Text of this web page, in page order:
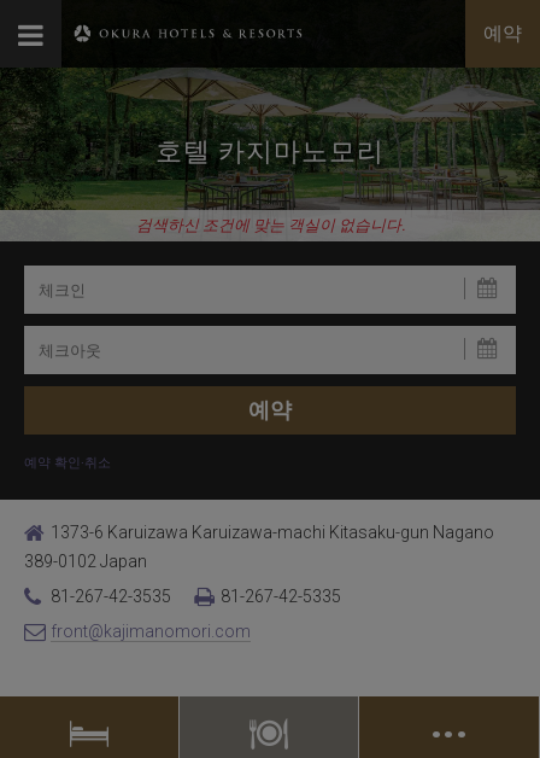
예약
호텔 카지마노모리
검색하신 조건에 맞는 객실이 없습니다.
예약 확인·취소
1373-6 Karuizawa Karuizawa-machi Kitasaku-gun Nagano
389-0102 Japan
81-267-42-3535
81-267-42-5335
front@kajimanomori.com
…